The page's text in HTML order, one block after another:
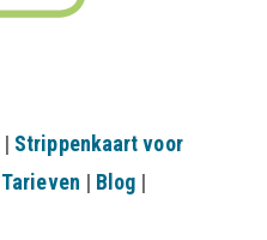
| Strippenkaart voor
Tarieven | Blog |